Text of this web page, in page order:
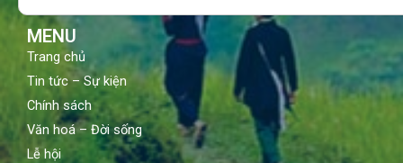
MENU
Trang chủ
Tin tức – Sự kiện
Chính sách
Văn hoá – Đời sống
Lễ hội